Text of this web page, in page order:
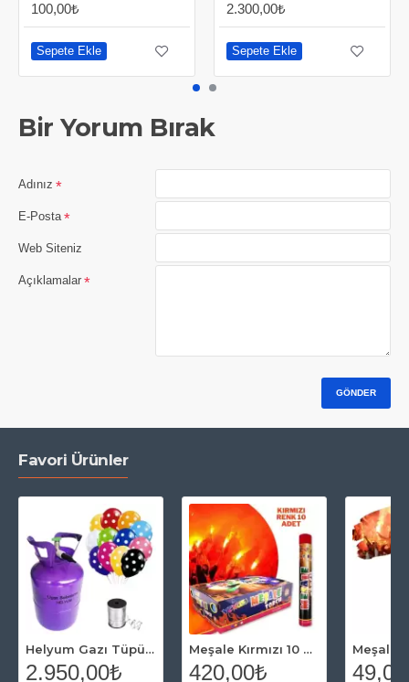
100,00₺
Sepete Ekle
2.300,00₺
Sepete Ekle
Bir Yorum Bırak
Adınız
E-Posta
Web Siteniz
Açıklamalar
GÖNDER
Favori Ürünler
Helyum Gazı Tüpü 2.2 lt (20 Adet Puantiyeli Balon Hediye)
2.950,00₺
Meşale Kırmızı 10 Adet
420,00₺